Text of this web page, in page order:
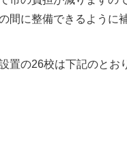
間に整備できるよう
置の26校は下記のとお